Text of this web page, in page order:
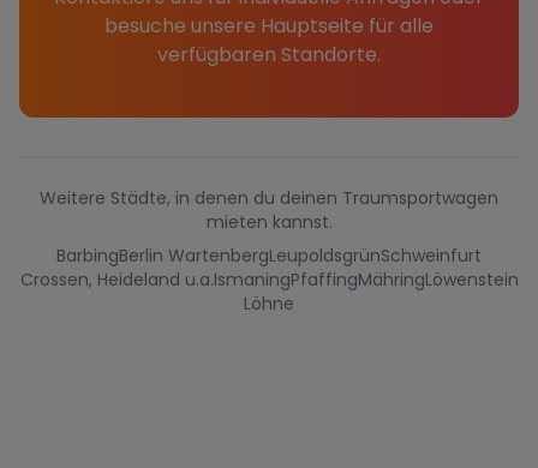
besuche unsere Hauptseite für alle
verfügbaren Standorte.
Weitere Städte, in denen du deinen Traumsportwagen
mieten kannst.
BarbingBerlin WartenbergLeupoldsgrünSchweinfurt
Crossen, Heideland u.a.IsmaningPfaffingMähringLöwenstein
Löhne